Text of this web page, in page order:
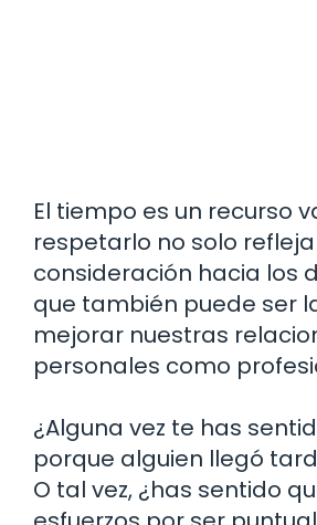
El tiempo es un recurso
respetarlo no solo refleja
consideración hacia los
que también puede ser
mejorar nuestras
personales como
¿Alguna vez te has
porque alguien llegó
O tal vez, ¿has sentido